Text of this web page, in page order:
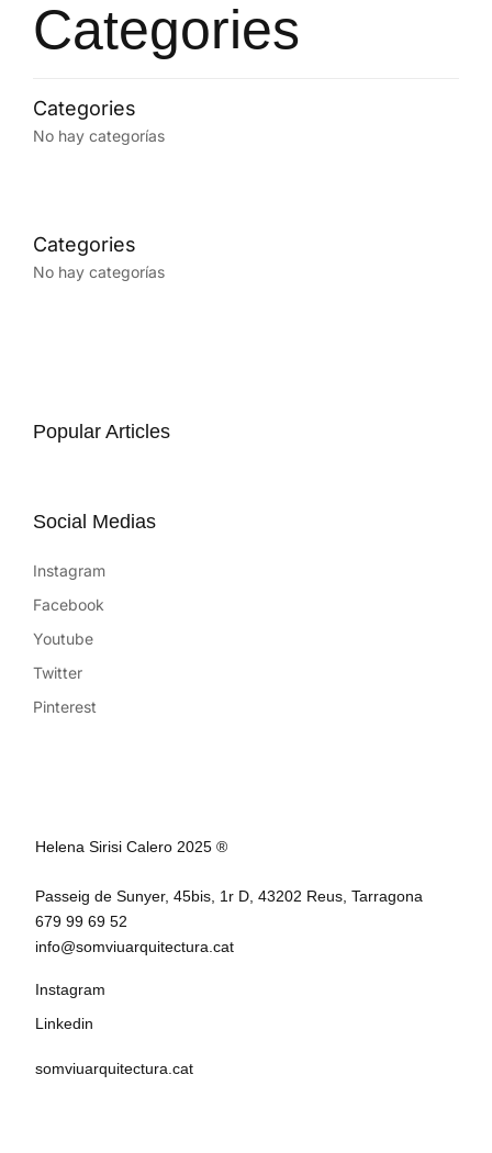
Categories
No hay categorías
No hay categorías
Popular Articles
Social Medias
Instagram
Facebook
Youtube
Twitter
Pinterest
Helena Sirisi Calero 2025 ®
Passeig de Sunyer, 45bis, 1r D, 43202 Reus, Tarragona
679 99 69 52
info@somviuarquitectura.cat
Instagram
Linkedin
somviuarquitectura.cat